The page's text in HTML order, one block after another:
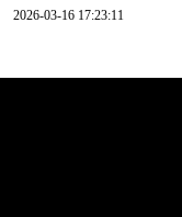
2026-03-16 17:23:11